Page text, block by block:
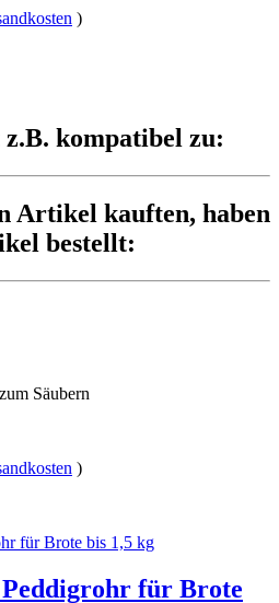
)
kompatibel zu:
Artikel kauften, haben
bestellt:
Säubern
)
für Brote